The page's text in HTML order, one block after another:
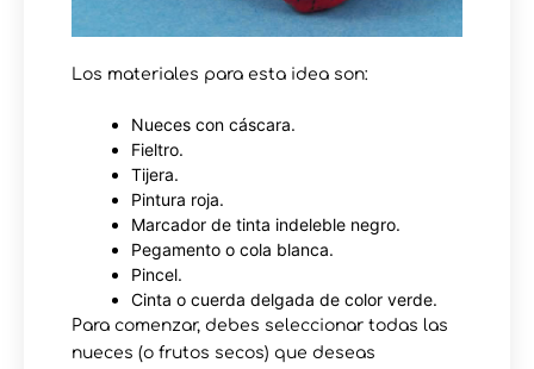
Los materiales para esta idea son:
Nueces con cáscara.
Fieltro.
Tijera.
Pintura roja.
Marcador de tinta indeleble negro.
Pegamento o cola blanca.
Pincel.
Cinta o cuerda delgada de color verde.
Para comenzar, debes seleccionar todas las
nueces (o frutos secos) que deseas